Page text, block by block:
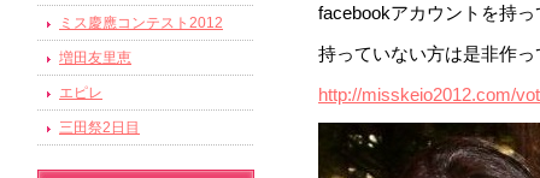
facebookアカウントを持
持っていない方は是非作
http://misskeio2012.com/
ミス慶應コンテスト2012
増田友里恵
エピレ
三田祭2日目